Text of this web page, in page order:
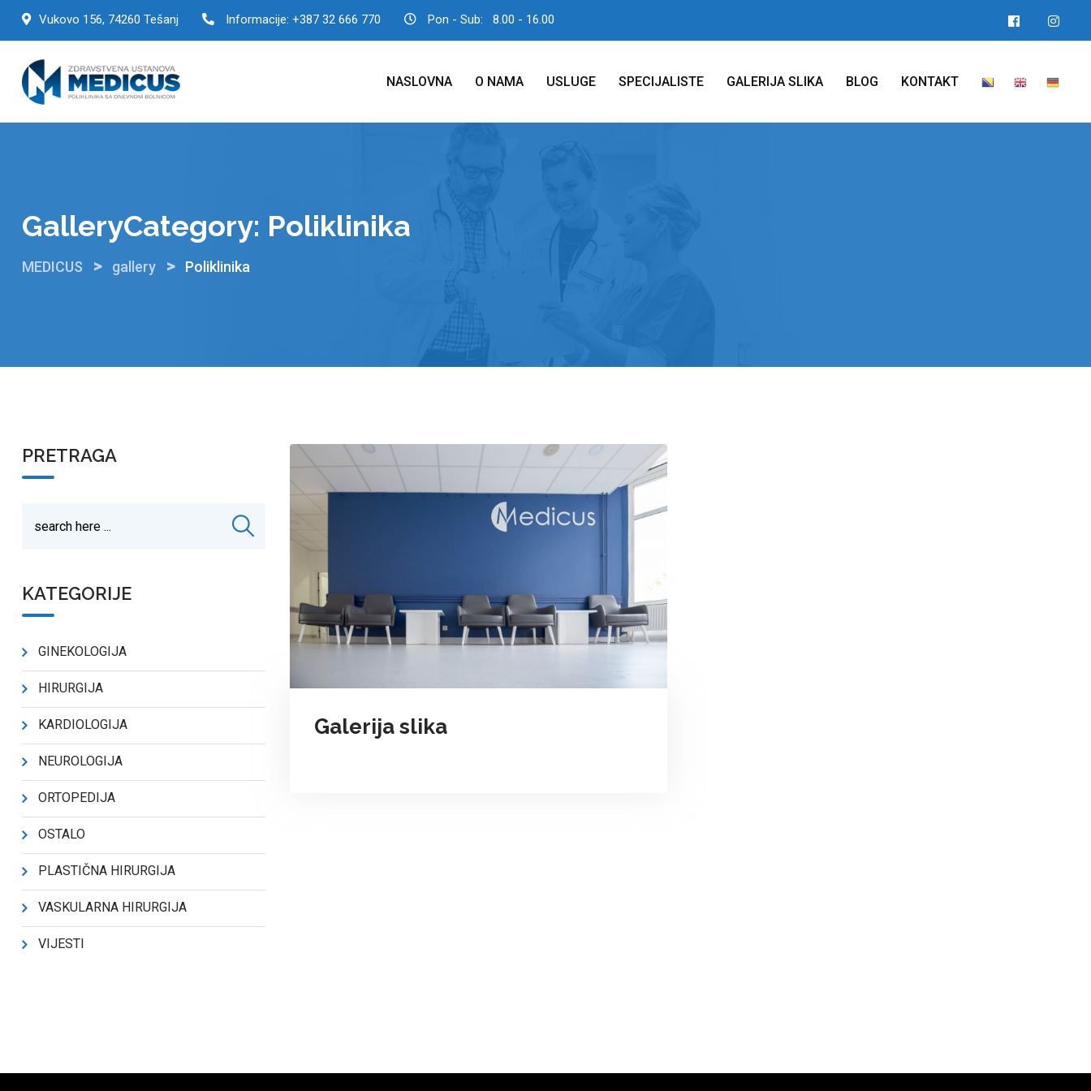
Skip
Vukovo 156, 74260 Tešanj Informacije: +387 32 666 770 Pon - Sub: 8.00 - 16.00
NASLOVNA O NAMA USLUGE SPECIJALISTE GALERIJA SLIKA BLOG KONTAKT
GalleryCategory: Poliklinika
MEDICUS > gallery > Poliklinika
PRETRAGA
KATEGORIJE
GINEKOLOGIJA
HIRURGIJA
KARDIOLOGIJA
NEUROLOGIJA
ORTOPEDIJA
OSTALO
PLASTIČNA HIRURGIJA
VASKULARNA HIRURGIJA
VIJESTI
Galerija slika